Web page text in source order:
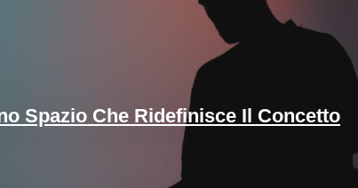
Spazio Che Ridefinisce Il Concetto